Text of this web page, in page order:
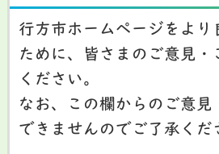
行方市ホームページをより
ために、皆さまのご意見・
ください。
なお、この欄からのご意見
できませんのでご了承くだ